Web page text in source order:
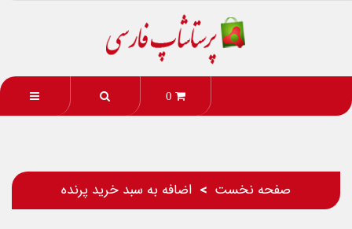
0
صفحه نخست اضافه به سبد خرید پرنده